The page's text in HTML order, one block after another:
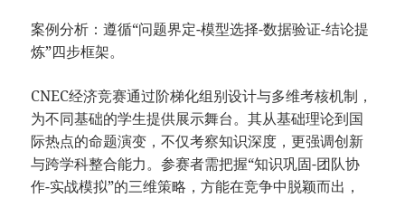
案例分析：遵循“问题界定-模型选择-数据验证-结论提
炼”四步框架。
CNEC经济竞赛通过阶梯化组别设计与多维考核机制，
为不同基础的学生提供展示舞台。其从基础理论到国
际热点的命题演变，不仅考察知识深度，更强调创新
与跨学科整合能力。参赛者需把握“知识巩固-团队协
作-实战模拟”的三维策略，方能在竞争中脱颖而出，